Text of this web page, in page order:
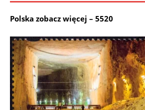
Polska zobacz więcej – 5520